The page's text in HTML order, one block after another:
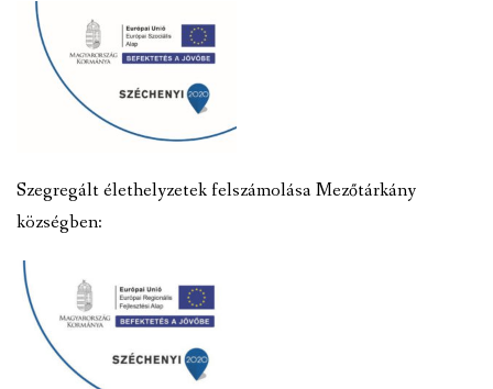
Szegregált élethelyzetek felszámolása Mezőtárkány
községben: